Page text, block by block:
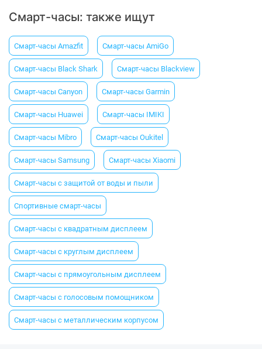
Смарт-часы: также ищут
Смарт-часы Amazfit Смарт-часы AmiGo
Смарт-часы Black Shark Смарт-часы Blackview
Смарт-часы Canyon Смарт-часы Garmin
Смарт-часы Huawei Смарт-часы IMIKI
Смарт-часы Mibro Смарт-часы Oukitel
Смарт-часы Samsung Смарт-часы Xiaomi
Смарт-часы с защитой от воды и пыли
Спортивные смарт-часы
Смарт-часы с квадратным дисплеем
Смарт-часы с круглым дисплеем
Смарт-часы с прямоугольным дисплеем
Смарт-часы с голосовым помощником
Смарт-часы с металлическим корпусом